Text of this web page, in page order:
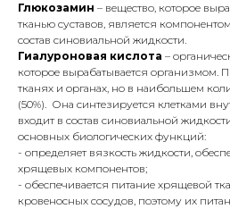
Глюкозамин – вещество, которое
тканью суставов, является
состав синовиальной жидкости.
Гиалуроновая кислота –
которое вырабатывается организмом.
тканях и органах, но в наибольшем
(50%). Она синтезируется клетками
входит в состав синовиальной
основных биологических функций:
- определяет вязкость жидкости,
хрящевых компонентов;
- обеспечивается питание хрящевой
кровеносных сосудов, поэтому их